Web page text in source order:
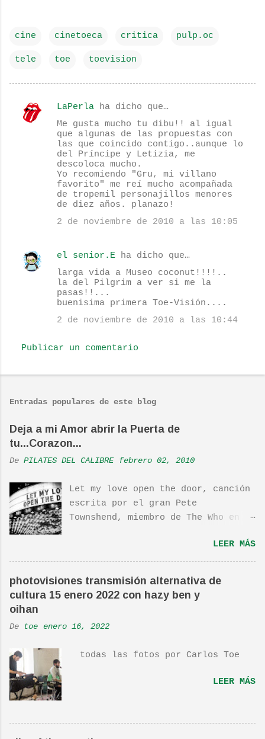
cine cinetoeca critica pulp.oc
tele toe toevision
C
o
LaPerla ha dicho que…
Me gusta mucho tu dibu!! al igual
que algunas de las propuestas con
las que coincido contigo..aunque lo
del Príncipe y Letizia, me
descoloca mucho.
Yo recomiendo "Gru, mi villano
favorito" me reí mucho acompañada
de tropemil personajillos menores
de diez años. planazo!
2 de noviembre de 2010 a las 10:05
el senior.E ha dicho que…
larga vida a Museo coconut!!!!..
la del Pilgrim a ver si me la
pasas!!...
buenisima primera Toe-Visión....
2 de noviembre de 2010 a las 10:44
Publicar un comentario
Entradas populares de este blog
Deja a mi Amor abrir la Puerta de
tu...Corazon...
De PILATES DEL CALIBRE febrero 02, 2010
Let my love open the door, canción
escrita por el gran Pete
Townshend, miembro de The Who en
Glass, del mismo año, y que llego
a estar en el top 10. La cancion
es deliciosa de por si, de hecho
ha sido versionada cienes y cienes
de veces. Aquí os dejo el vídeo de
ver una estupenda película llamada
por TOE hace unos posts.Yo también
os la recomiendo. En una escena de
LEER MÁS
photovisiones transmisión alternativa de
cultura 15 enero 2022 con hazy ben y
oihan
De toe enero 16, 2022
todas las fotos por Carlos Toe
LEER MÁS